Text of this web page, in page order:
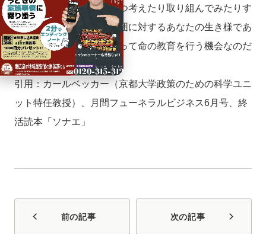
が何かをご自身で少しずつ考えたり取り組んでみたりす
ること、それが家族や周囲に対するあなたの生き様であ
り、最後に自身の死をもって命の教育を行う機会なのだ
と考えています。
引用：カールベッカー（京都大学政策のための科学ユニ
ット特任教授）、月間フューネラルビジネス6月号、終
活読本「ソナエ」
前の記事 次の記事